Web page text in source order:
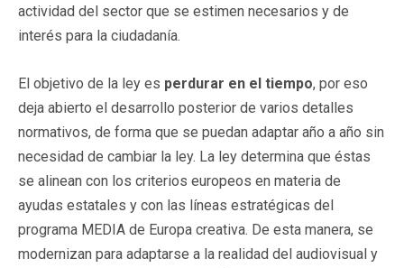
actividad del sector que se estimen necesarios y de
interés para la ciudadanía.
El objetivo de la ley es perdurar en el tiempo, por eso
deja abierto el desarrollo posterior de varios detalles
normativos, de forma que se puedan adaptar año a año sin
necesidad de cambiar la ley. La ley determina que éstas
se alinean con los criterios europeos en materia de
ayudas estatales y con las líneas estratégicas del
programa MEDIA de Europa creativa. De esta manera, se
modernizan para adaptarse a la realidad del audiovisual y